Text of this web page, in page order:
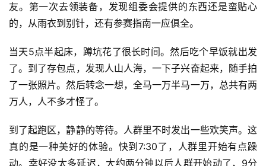
友。第一次去领装备，发现组委会提供的东西还是蛮贴心
的，从雨衣到别针，还有参赛指南一应俱全。
当天5点半起床，蹲坑花了很长时间。然后吃个早饭就出发
了。到了存包点，发现人山人海，一下子兴奋起来，随手拍
了一张照片。然后转念一想，全马一万半马一万，总共有两
万人，人不多才怪了。
到了起跑区，静静的等待。人群里不时发出一些欢笑声。这
真的是一种美好的体验。快到7:30了，人群里开始有点躁
动。幸好没太多延迟，大约两分钟以后人群开始动了，9分